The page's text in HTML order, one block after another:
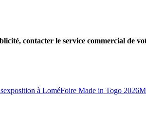
contacter le service commercial de
exposition à LoméFoire Made in Togo 2026